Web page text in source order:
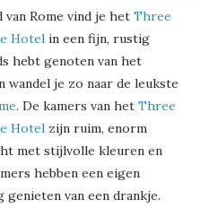
Rome vind je het Three
Hotel in een fijn, rustig
hebt genoten van het
je zo naar de leukste
. De kamers van het Three
Hotel zijn ruim, enorm
met stijlvolle kleuren en
hebben een eigen
van een drankje.